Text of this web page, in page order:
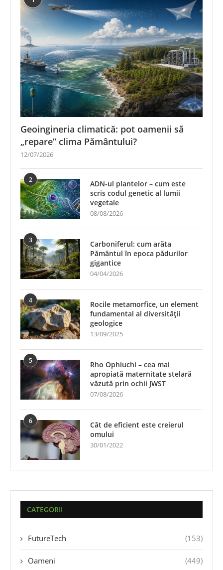
Geoingineria climatică: pot oamenii să
„repare” clima Pământului?
12/07/2026
2
ADN-ul plantelor – cum este
scris codul genetic al lumii
vegetale
08/08/2026
3
Carboniferul: cum arăta
Pământul în epoca pădurilor
gigantice
04/04/2026
4
Rocile metamorfice, un element
fundamental al diversității
geologice
13/09/2025
5
Rho Ophiuchi – cea mai
apropiată maternitate stelară
văzută prin ochii JWST
07/08/2026
6
Cât de eficient este creierul
omului
30/01/2022
CATEGORII
FutureTech (153)
Oameni (449)